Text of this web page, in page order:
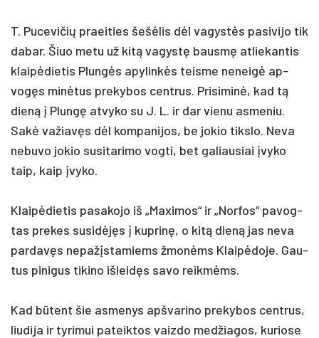
T. Pu­ce­vi­čių praei­ties šešė­lis dėl va­gystės pa­si­vi­jo tik
da­bar. Šiuo me­tu už kitą va­gystę bausmę at­lie­kan­tis
klaipė­die­tis Plungės apy­linkės teis­me ne­neigė ap­
vogęs minė­tus pre­ky­bos cent­rus. Pri­si­minė, kad tą
dieną į Plungę at­vy­ko su J. L. ir dar vie­nu as­me­niu.
Sakė va­žiavęs dėl kom­pa­ni­jos, be jo­kio tiks­lo. Ne­va
ne­bu­vo jo­kio su­si­ta­ri­mo vog­ti, bet ga­liau­siai įvy­ko
taip, kaip įvy­ko.
Klaipė­die­tis pa­sa­ko­jo iš „Ma­xi­mos“ ir „Nor­fos“ pa­vog­
tas pre­kes su­si­dėjęs į kup­rinę, o kitą dieną jas ne­va
par­davęs ne­pažįs­ta­miems žmonėms Klaipė­do­je. Gau­
tus pi­ni­gus ti­ki­no iš­leidęs sa­vo reikmėms.
Kad būtent šie as­me­nys ap­šva­ri­no pre­ky­bos cent­rus,
liu­di­ja ir ty­ri­mui pa­teik­tos vaiz­do med­žia­gos, ku­rio­se